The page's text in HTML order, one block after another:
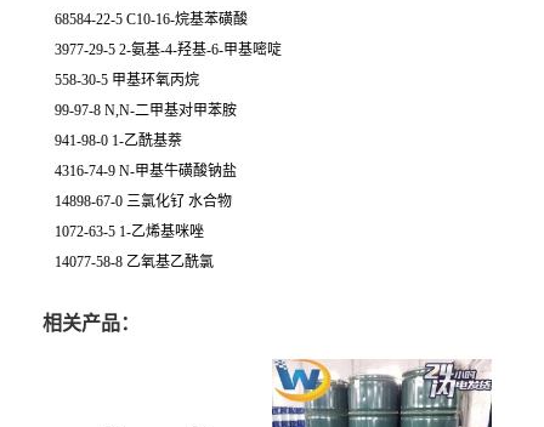
68584-22-5 C10-16-烷基苯磺酸
3977-29-5 2-氨基-4-羟基-6-甲基嘧啶
558-30-5 甲基环氧丙烷
99-97-8 N,N-二甲基对甲苯胺
941-98-0 1-乙酰基萘
4316-74-9 N-甲基牛磺酸钠盐
14898-67-0 三氯化钌 水合物
1072-63-5 1-乙烯基咪唑
14077-58-8 乙氧基乙酰氯
相关产品：